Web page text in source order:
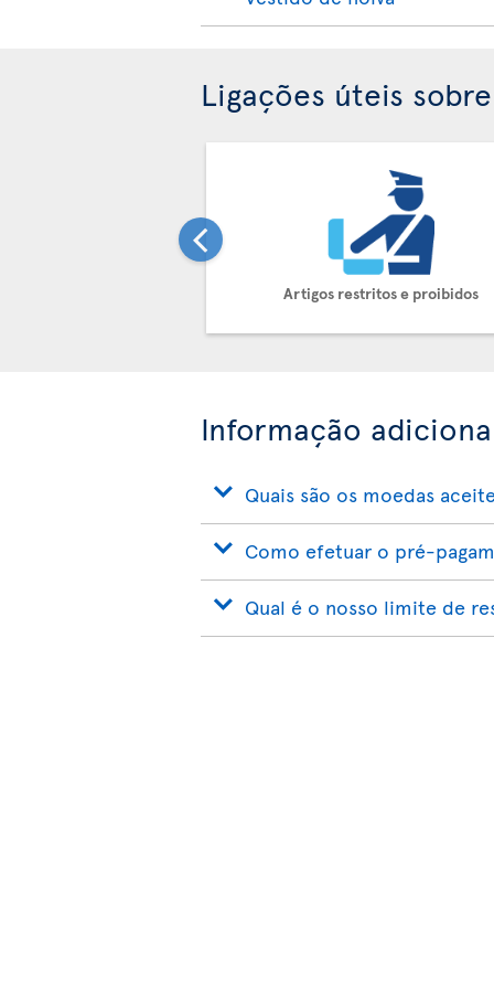
Ligações úteis
Artigos restritos e proibidos
Informação
Quais são os moedas
Como efetuar o pré-
Qual é o nosso limite de